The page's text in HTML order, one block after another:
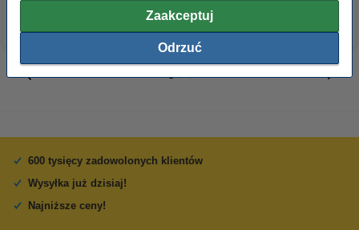
Zaakceptuj
Odrzuć
600 tysięcy zadowolonych klientów
Wysyłka już dzisiaj!
Najniższe ceny!